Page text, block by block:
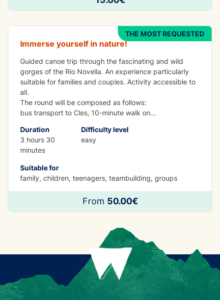
THE MOST REQUESTED
Canoe Rio Novella Gorges
Immerse yourself in nature!
Guided canoe trip through the fascinating and wild
gorges of the Rio Novella. An experience particularly
suitable for families and couples. Activity accessible to
all.
The round will be composed as follows:
bus transport to Cles, 10-minute walk on...
Duration
3 hours 30
minutes
Difficulty level
easy
Suitable for
family, children, teenagers, teambuilding, groups
From 50.00€